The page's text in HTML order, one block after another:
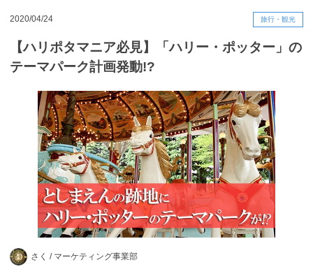
2020/04/24 旅行・観光
【ハリポタマニア必見】「ハリー・ポッター」の
テーマパーク計画発動!?
さく / マーケティング事業部